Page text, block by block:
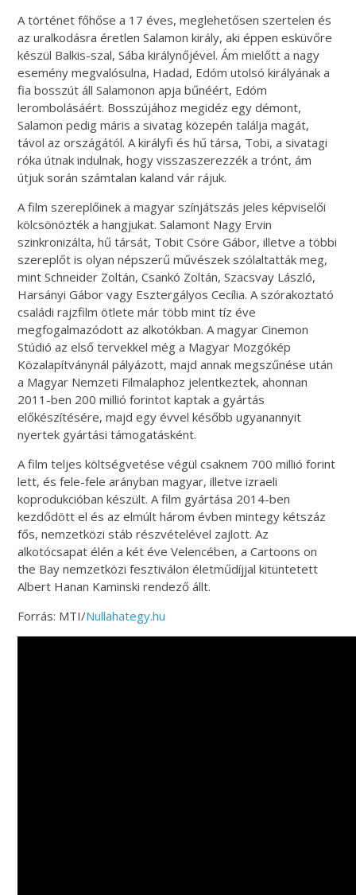
A történet főhőse a 17 éves, meglehetősen szertelen és
az uralkodásra éretlen Salamon király, aki éppen esküvőre
készül Balkis-szal, Sába királynőjével. Ám mielőtt a nagy
esemény megvalósulna, Hadad, Edóm utolsó királyának a
fia bosszút áll Salamonon apja bűnéért, Edóm
lerombolásáért. Bosszújához megidéz egy démont,
Salamon pedig máris a sivatag közepén találja magát,
távol az országától. A királyfi és hű társa, Tobi, a sivatagi
róka útnak indulnak, hogy visszaszerezzék a trónt, ám
útjuk során számtalan kaland vár rájuk.
A film szereplőinek a magyar színjátszás jeles képviselői
kölcsönözték a hangjukat. Salamont Nagy Ervin
szinkronizálta, hű társát, Tobit Csöre Gábor, illetve a többi
szereplőt is olyan népszerű művészek szólaltatták meg,
mint Schneider Zoltán, Csankó Zoltán, Szacsvay László,
Harsányi Gábor vagy Esztergályos Cecília. A szórakoztató
családi rajzfilm ötlete már több mint tíz éve
megfogalmazódott az alkotókban. A magyar Cinemon
Stúdió az első tervekkel még a Magyar Mozgókép
Közalapítványnál pályázott, majd annak megszűnése után
a Magyar Nemzeti Filmalaphoz jelentkeztek, ahonnan
2011-ben 200 millió forintot kaptak a gyártás
előkészítésére, majd egy évvel később ugyanannyit
nyertek gyártási támogatásként.
A film teljes költségvetése végül csaknem 700 millió forint
lett, és fele-fele arányban magyar, illetve izraeli
koprodukcióban készült. A film gyártása 2014-ben
kezdődött el és az elmúlt három évben mintegy kétszáz
fős, nemzetközi stáb részvételével zajlott. Az
alkotócsapat élén a két éve Velencében, a Cartoons on
the Bay nemzetközi fesztiválon életműdíjjal kitüntetett
Albert Hanan Kaminski rendező állt.
Forrás: MTI/Nullahategy.hu